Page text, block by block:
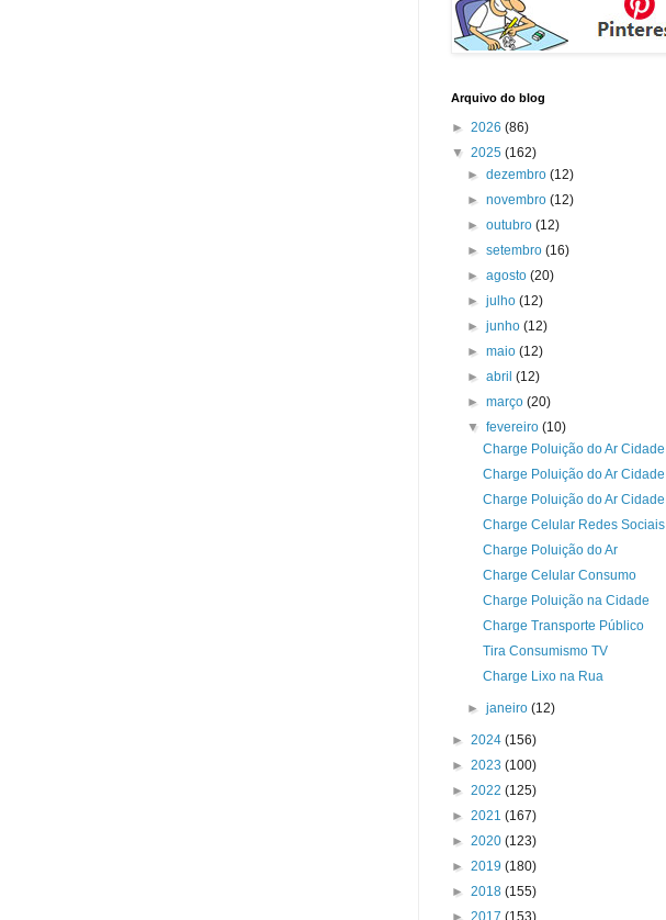
Arquivo do blog
► 2026 (86)
▼ 2025 (162)
► dezembro (12)
► novembro (12)
► outubro (12)
► setembro (16)
► agosto (20)
► julho (12)
► junho (12)
► maio (12)
► abril (12)
► março (20)
▼ fevereiro (10)
Charge Poluição do Ar Cidade
Charge Poluição do Ar Cidade
Charge Poluição do Ar Cidade
Charge Celular Redes Sociais
Charge Poluição do Ar
Charge Celular Consumo
Charge Poluição na Cidade
Charge Transporte Público
Tira Consumismo TV
Charge Lixo na Rua
► janeiro (12)
► 2024 (156)
► 2023 (100)
► 2022 (125)
► 2021 (167)
► 2020 (123)
► 2019 (180)
► 2018 (155)
► 2017 (153)